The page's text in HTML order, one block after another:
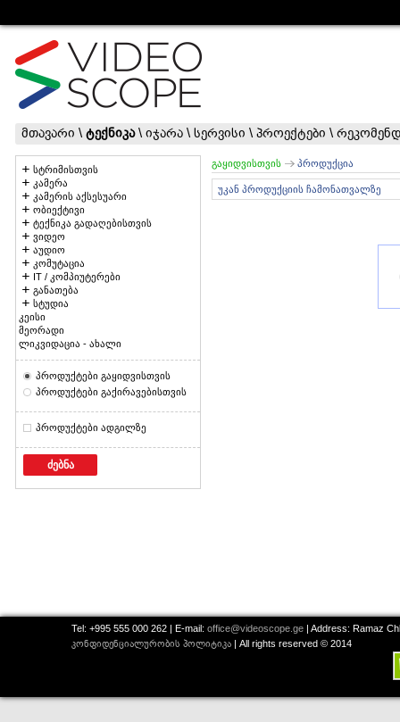
მთავარი \ ტექნიკა\ იჯარა \ სერვისი \ პროექტები \
სტრიმისთვის
კამერა
კამერის აქსესუარი
ობიექტივი
ტექნიკა გადაღებისთვის
ვიდეო
აუდიო
კომუტაცია
IT / კომპიუტერები
განათება
სტუდია
კეისი
მეორადი
ლიკვიდაცია - ახალი
პროდუქტები გაყიდვისთვის
პროდუქტები გაქირავებისთვის
პროდუქტები ადგილზე
ძებნა
გაყიდვისთვის პროდუქცია
უკან პროდუქციის ჩამონათვალზე
Tel: +995 555 000 262 | E-mail: office@videoscope.ge | Address: Ramaz
კონფიდენციალურობის პოლიტიკა | All rights reserved © 2014